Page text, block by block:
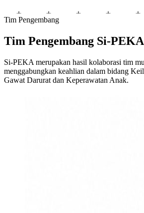
Tim Pengembang
Tim Pengembang Si-PEKA
Si-PEKA merupakan hasil kolaborasi tim
menggabungkan keahlian dalam bidang
Gawat Darurat dan Keperawatan Anak.